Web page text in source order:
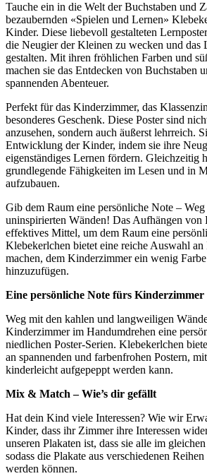
Tauche ein in die Welt der Buchstaben und
bezaubernden «Spielen und Lernen»
Kinder. Diese liebevoll gestalteten
die Neugier der Kleinen zu wecken und das
gestalten. Mit ihren fröhlichen Farben und
machen sie das Entdecken von Buchstaben
spannenden Abenteuer.
Perfekt für das Kinderzimmer, das
besonderes Geschenk. Diese Poster sind
anzusehen, sondern auch äußerst lehrreich.
Entwicklung der Kinder, indem sie ihre
eigenständiges Lernen fördern. Gleichzeitig
grundlegende Fähigkeiten im Lesen und in
aufzubauen.
Gib dem Raum eine persönliche Note –
uninspirierten Wänden! Das Aufhängen von
effektives Mittel, um dem Raum eine
Klebekerlchen bietet eine reiche Auswahl an
machen, dem Kinderzimmer ein wenig
hinzuzufügen.
Eine persönliche Note fürs Kinderzimmer
Weg mit den kahlen und langweiligen
Kinderzimmer im Handumdrehen eine
niedlichen Poster-Serien. Klebekerlchen
an spannenden und farbenfrohen Postern,
kinderleicht aufgepeppt werden kann.
Mix & Match – Wie’s dir gefällt
Hat dein Kind viele Interessen? Wie wir
Kinder, dass ihr Zimmer ihre Interessen
unseren Plakaten ist, dass sie alle im
sodass die Plakate aus verschiedenen
werden können.